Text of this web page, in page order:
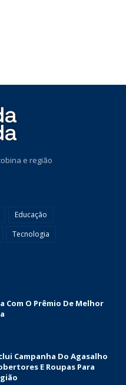
e região
Educação
Tecnologia
Com O Prêmio De Melhor
Campanha Do Agasalho
E Roupas Para